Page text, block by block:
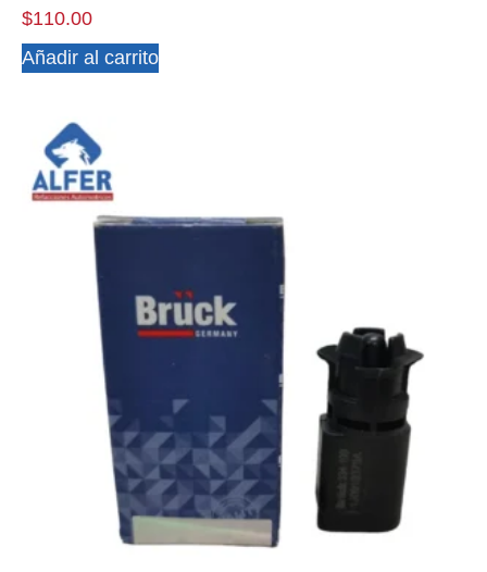
$110.00
Añadir al carrito